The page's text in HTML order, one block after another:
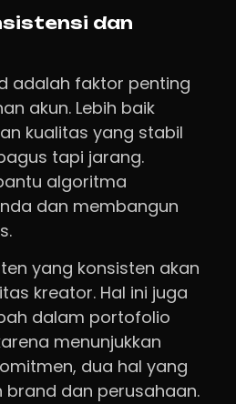
dan
adalah faktor penting
akun. Lebih baik
kualitas yang stabil
tapi jarang.
algoritma
dan membangun
yang konsisten akan
kreator. Hal ini juga
dalam portofolio
menunjukkan
dua hal yang
dan perusahaan.